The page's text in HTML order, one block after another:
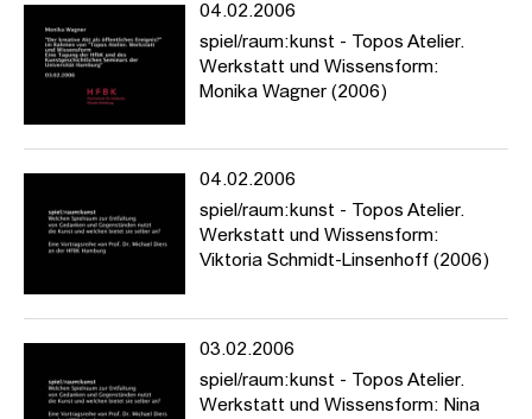
04.02.2006
spiel/raum:kunst - Topos Atelier.
Werkstatt und Wissensform:
Monika Wagner (2006)
04.02.2006
spiel/raum:kunst - Topos Atelier.
Werkstatt und Wissensform:
Viktoria Schmidt-Linsenhoff (2006)
03.02.2006
spiel/raum:kunst - Topos Atelier.
Werkstatt und Wissensform: Nina